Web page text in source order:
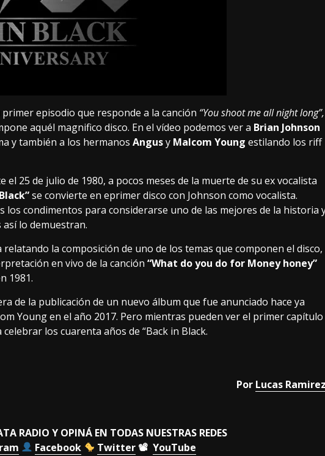
episodio que responde a la canción “You shoot me all night long”,
aquél magnifico disco. En el vídeo podemos ver a Brian Johnson
y también a los hermanos Angusy Malcom Young estilando los riff
25 de julio de 1980, a pocos meses de la muerte de su ex vocalista
se convierte en eprimer disco con Johnson como vocalista.
los condimentos para considerarse uno de las mejores de la historia
así lo demuestran.
la composición de uno de los temas que componen el disco,
en vivo de la canción “What do you do for Money honey”
1981.
de la publicación de un nuevo álbum que fue anunciado hace ya
Young en el año 2017. Pero mientras pueden ver el primer capítulo
los cuarenta años de “Back in Black.
Por Lucas Ramirez
RADIO Y OPINÁ EN TODAS NUESTRAS REDES
Facebook Twitter 📽YouTube